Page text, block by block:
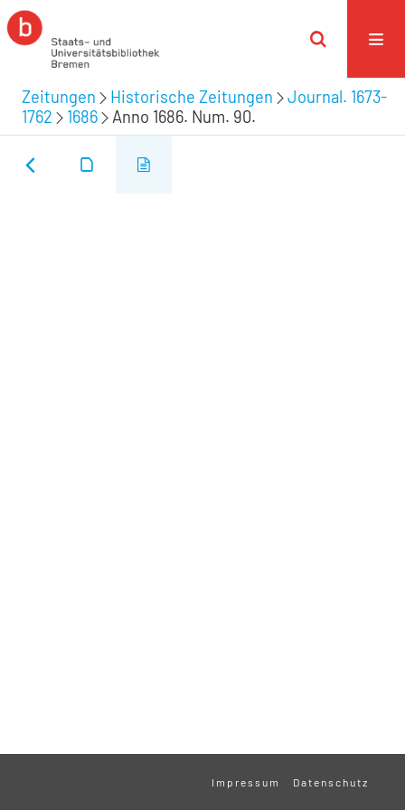
Zeitungen Historische Zeitungen
Journal. 1673-
1762
1686 Anno 1686. Num. 90.
Impressum Datenschutz